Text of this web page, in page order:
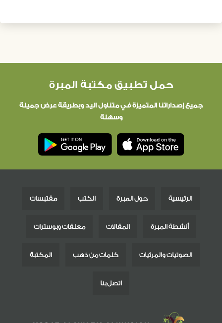
حمل تطبيق مكتبة المبرة
جميع إصداراتنا المتميزة في متناول اليد وبطريقة عرض جميلة
وسهلة
الرئيسية حول المبرة الكتب مقتبسات
أنشطة المبرة المقالات معلقات وبوسترات
الصوتيات والمرئيات كلمات من ذهب المكتبة
اتصل بنا